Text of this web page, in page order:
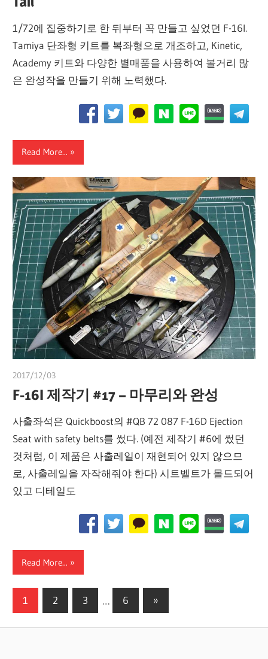
1/72에 집중하기로 한 뒤부터 꼭 만들고 싶었던 F-16I.
Tamiya 단좌형 키트를 복좌형으로 개조하고, Kinetic,
Academy 키트와 다양한 별매품을 사용하여 볼거리 많
은 완성작을 만들기 위해 노력했다.
Read More...
2017/12/03
F-16I 제작기 #17 – 마무리와 완성
사출좌석은 Quickboost의 #QB 72 087 F-16D Ejection
Seat with safety belts를 썼다. (예전 제작기 #6에 썼던
것처럼, 이 제품은 사출레일이 재현되어 있지 않으므
로, 사출레일을 자작해줘야 한다) 시트벨트가 몰드되어
있고 디테일도
Read More...
글
1 2 3 … 6
Next
Posts
»